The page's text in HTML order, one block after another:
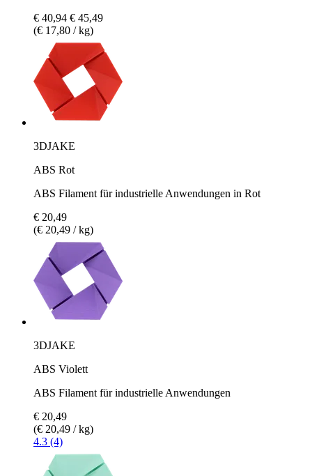
€ 40,94 € 45,49
(€ 17,80 / kg)
3DJAKE
ABS Rot
ABS Filament für industrielle Anwendungen in Rot
€ 20,49
(€ 20,49 / kg)
3DJAKE
ABS Violett
ABS Filament für industrielle Anwendungen
€ 20,49
(€ 20,49 / kg)
4.3 (4)